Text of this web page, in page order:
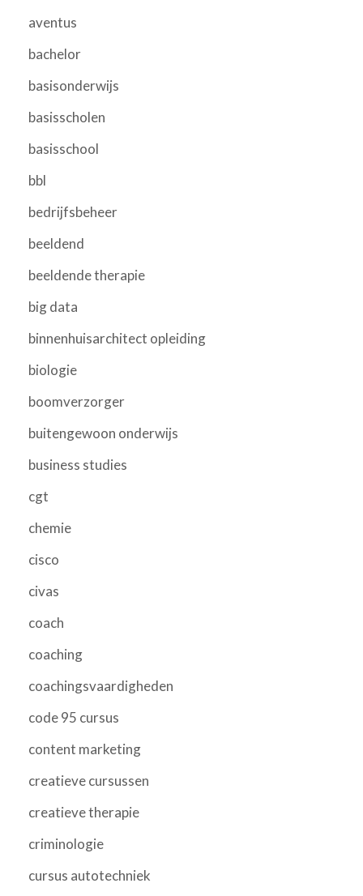
aventus
bachelor
basisonderwijs
basisscholen
basisschool
bbl
bedrijfsbeheer
beeldend
beeldende therapie
big data
binnenhuisarchitect opleiding
biologie
boomverzorger
buitengewoon onderwijs
business studies
cgt
chemie
cisco
civas
coach
coaching
coachingsvaardigheden
code 95 cursus
content marketing
creatieve cursussen
creatieve therapie
criminologie
cursus autotechniek